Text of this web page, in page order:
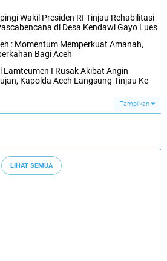
Wakil Presiden RI Tinjau Rehabilitasi
di Desa Kendawi Gayo Lues
: Momentum Memperkuat Amanah,
Bagi Aceh
Lamteumen I Rusak Akibat Angin
Kapolda Aceh Langsung Tinjau Ke
Tampilkan
LIHAT SEMUA